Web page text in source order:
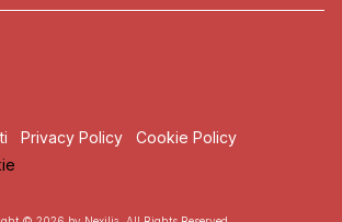
Privacy Policy
Cookie Policy